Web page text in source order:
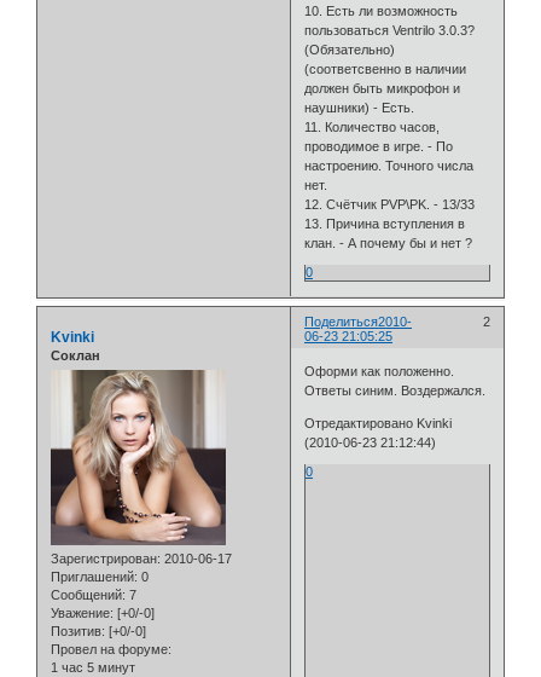
10. Есть ли возможность
пользоваться Ventrilo 3.0.3?
(Обязательно)
(соответсвенно в наличии
должен быть микрофон и
наушники) - Есть.
11. Количество часов,
проводимое в игре. - По
настроению. Точного числа
нет.
12. Счётчик PVP\PK. - 13/33
13. Причина вступления в
клан. - А почему бы и нет ?
0
Поделиться 2
2010-
06-23 21:05:25
Kvinki
Cоклан
Зарегистрирован: 2010-06-17
Приглашений: 0
Сообщений: 7
Уважение: [+0/-0]
Позитив: [+0/-0]
Провел на форуме:
1 час 5 минут
Оформи как положенно.
Ответы синим. Воздержался.
Отредактировано Kvinki
(2010-06-23 21:12:44)
0